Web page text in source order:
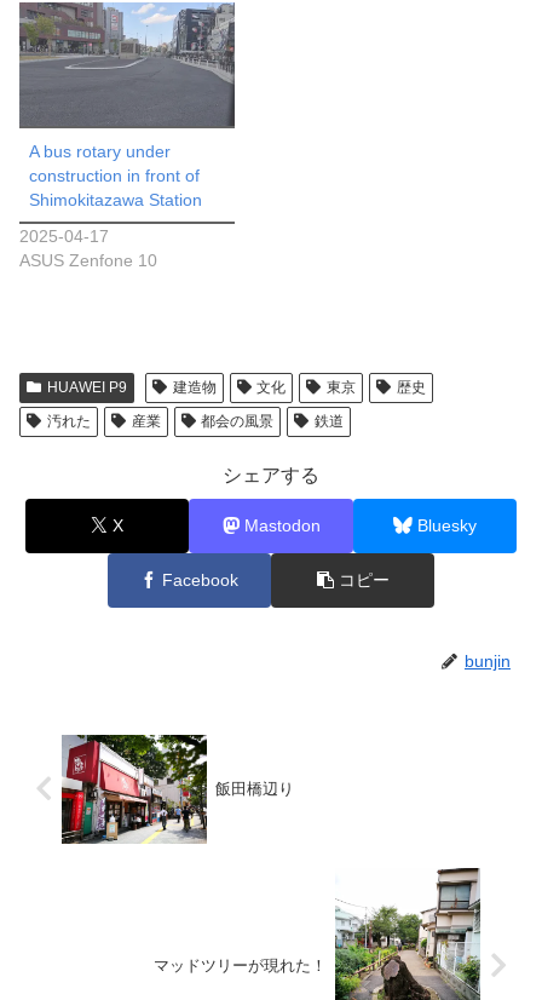
A bus rotary under
construction in front of
Shimokitazawa Station
2025-04-17
ASUS Zenfone 10
HUAWEI P9 建造物 文化 東京
歴史
汚れた
産業 都会の風景 鉄道
シェアする
X Mastodon Bluesky
Facebook コピー
bunjin
飯田橋辺り
マッドツリーが現れた！